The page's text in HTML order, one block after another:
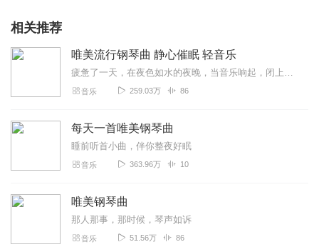
相关推荐
唯美流行钢琴曲 静心催眠 轻音乐
疲惫了一天，在夜色如水的夜晚，当音乐响起，闭上双眼冥想片刻，瞬间放松，让心灵自由休憩。即可修复身心，又可助眠帮你轻松入睡，即适合睡前冥想，也适合书房或阅读学习写...
音乐 259.03万 86
每天一首唯美钢琴曲
睡前听首小曲，伴你整夜好眠
音乐 363.96万 10
唯美钢琴曲
那人那事，那时候，琴声如诉
音乐 51.56万 86